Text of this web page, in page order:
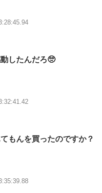
したんだろ🥺
もんを買ったのですか？